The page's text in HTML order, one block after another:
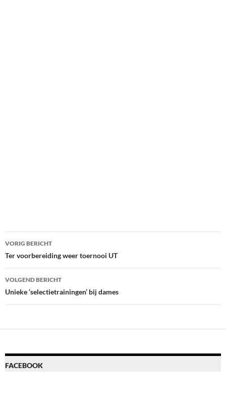
Bericht
navigatie
VORIG BERICHT
Ter voorbereiding weer toernooi UT
VOLGEND BERICHT
Unieke ‘selectietrainingen’ bij dames
FACEBOOK